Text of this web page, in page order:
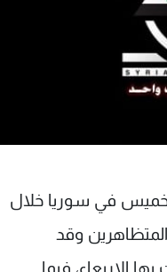
في سوريا خلال
وقد